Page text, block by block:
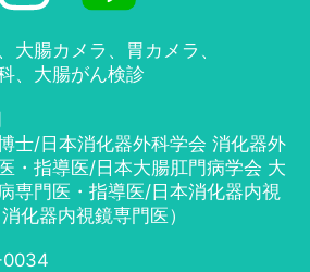
大腸カメラ、胃カメラ、
、 大腸がん検診
博士/日本消化器外科学会 消化器外
・指導医/日本大腸肛門病学会 大
専門医・指導医/日本消化器内視
化器内視鏡専門医）